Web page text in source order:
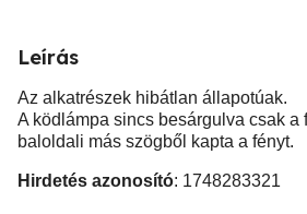
Leírás
Az alkatrészek hibátlan állapotúak.
A ködlámpa sincs besárgulva csak a
baloldali más szögből kapta a fényt.
Hirdetés azonosító: 1748283321